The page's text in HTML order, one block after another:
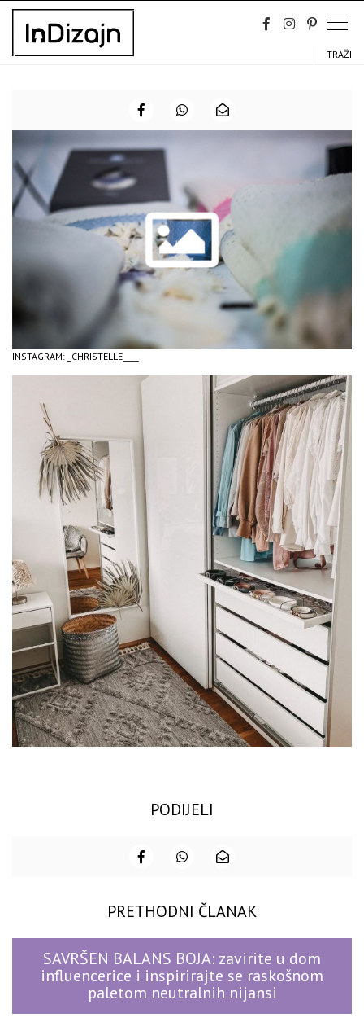
Skip
content
TRAŽI
INSTAGRAM: _CHRISTELLE____
PODIJELI
PRETHODNI ČLANAK
SAVRŠEN BALANS BOJA: zavirite u dom
influencerice i inspirirajte se raskošnom
paletom neutralnih nijansi